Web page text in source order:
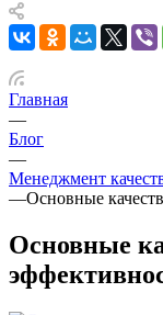
Главная
—
Блог
—
Менеджмент
—Основные
Основные